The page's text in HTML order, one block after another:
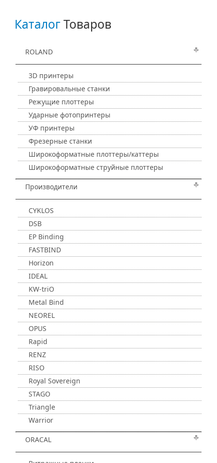
КаталогТоваров
ROLAND
3D принтеры
Гравировальные станки
Режущие плоттеры
Ударные фотопринтеры
УФ принтеры
Фрезерные станки
Широкоформатные плоттеры/каттеры
Широкоформатные струйные плоттеры
Производители
CYKLOS
DSB
EP Binding
FASTBIND
Horizon
IDEAL
KW-triO
Metal Bind
NEOREL
OPUS
Rapid
RENZ
RISO
Royal Sovereign
STAGO
Triangle
Warrior
ORACAL